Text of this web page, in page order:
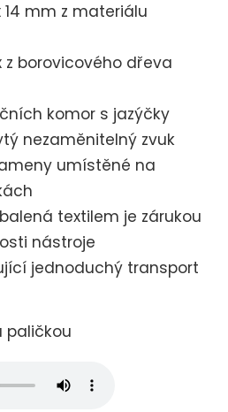
14 mm z materiálu
z borovicového dřeva
komor s jazýčky
nezaměnitelný zvuk
umístěné na
textilem je zárukou
nástroje
jednoduchý transport
paličkou